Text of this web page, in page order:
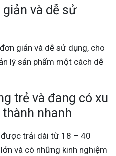
và dễ sử
giản và dễ sử dụng, cho
lý sản phẩm một cách dễ
trẻ và đang có xu
nhanh
trải dài từ 18 – 40
và có những kinh nghiệm